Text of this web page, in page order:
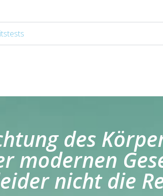
des
modernen
nicht die